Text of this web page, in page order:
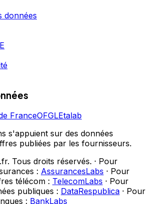
données
FranceOFGLEtalab
s'appuient sur des données
publiées par les fournisseurs.
Tous droits réservés. · Pour
: AssurancesLabs · Pour
télécom : TelecomLabs · Pour
publiques : DataRespublica · Pour
: BankLabs